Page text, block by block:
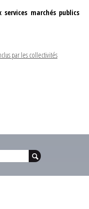
marchés publics
par les collectivités